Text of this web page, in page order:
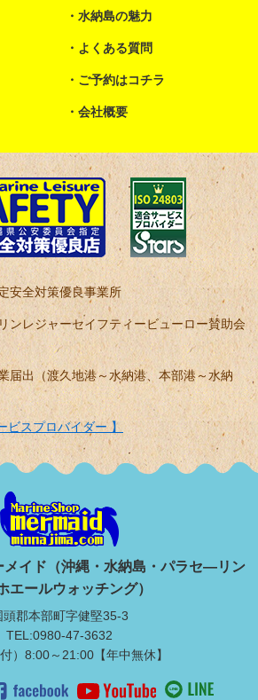
水納島の魅力
よくある質問
ご予約はコチラ
会社概要
安全対策優良事業所
ンレジャーセイフティービューロー賛助会
届出（渡久地港～水納港、本部港～水納
ビスプロバイダー 】
メイド（沖縄・水納島・パラセ―リン
エールウォッチング）
頭郡本部町字健堅35-3
TEL:0980-47-3632
付）8:00～21:00【年中無休】